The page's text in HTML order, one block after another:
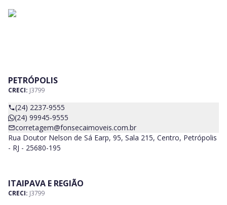
PETRÓPOLIS
CRECI: J3799
(24) 2237-9555
(24) 99945-9555
corretagem@fonsecaimoveis.com.br
Rua Doutor Nelson de Sá Earp, 95, Sala 215, Centro, Petrópolis
- RJ - 25680-195
ITAIPAVA E REGIÃO
CRECI: J3799